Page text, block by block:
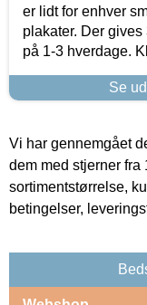
er lidt for enhver
plakater. Der
på 1-3 hverdage.
Se
Vi har gennemgået
dem med stjerner fra
sortimentstørrelse,
betingelser,